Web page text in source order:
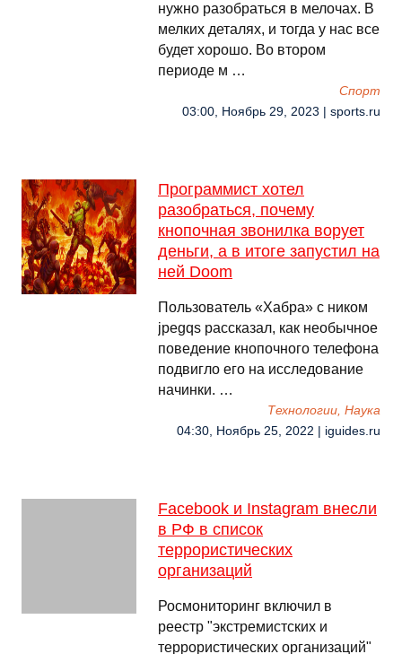
нужно разобраться в мелочах. В
мелких деталях, и тогда у нас все
будет хорошо. Во втором
периоде м …
Спорт
03:00, Ноябрь 29, 2023 | sports.ru
Программист хотел
разобраться, почему
кнопочная звонилка ворует
деньги, а в итоге запустил на
ней Doom
Пользователь «Хабра» с ником
jpegqs рассказал, как необычное
поведение кнопочного телефона
подвигло его на исследование
начинки. …
Технологии, Наука
04:30, Ноябрь 25, 2022 | iguides.ru
Facebook и Instagram внесли
в РФ в список
террористических
организаций
Росмониторинг включил в
реестр "экстремистских и
террористических организаций"